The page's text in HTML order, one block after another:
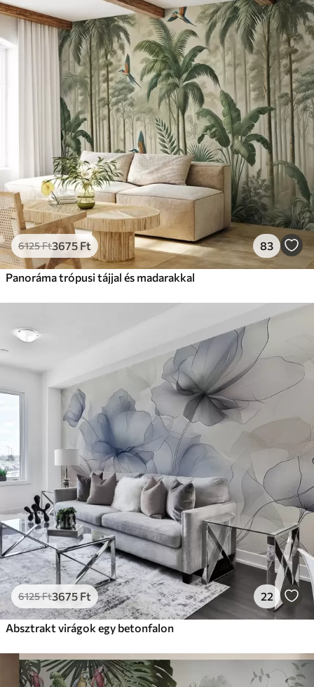
6125Ft3675 Ft 83
Panoráma trópusi tájjal és madarakkal
6125Ft3675 Ft 22
Absztrakt virágok egy betonfalon